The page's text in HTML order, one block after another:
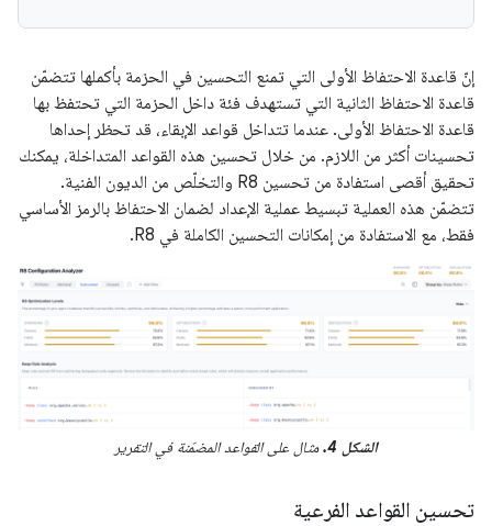
إنّ قاعدة الاحتفاظ الأولى التي تمنع التحسين في الحزمة بأكملها تتضمّن
قاعدة الاحتفاظ الثانية التي تستهدف فئة داخل الحزمة التي تحتفظ بها
قاعدة الاحتفاظ الأولى. عندما تتداخل قواعد الإبقاء، قد تحظر إحداها
تحسينات أكثر من اللازم. من خلال تحسين هذه القواعد المتداخلة، يمكنك
تحقيق أقصى استفادة من تحسين R8 والتخلّص من الديون الفنية.
تتضمّن هذه العملية تبسيط عملية الإعداد لضمان الاحتفاظ بالرمز الأساسي
فقط، مع الاستفادة من إمكانات التحسين الكاملة في R8.
الشكل 4. مثال على القواعد المضمّنة في التقرير
تحسين القواعد الفرعية